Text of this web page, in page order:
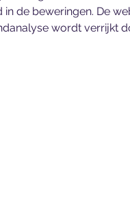
de beweringen. De
wordt verrijkt